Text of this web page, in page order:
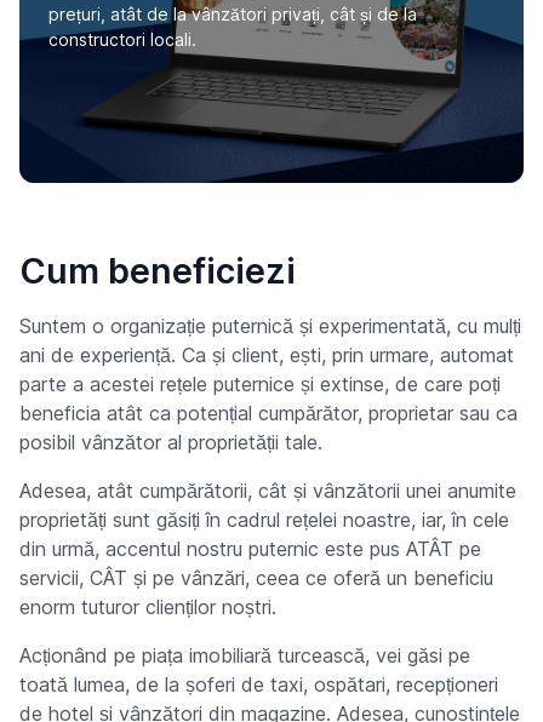
prețuri, atât de la vânzători privați, cât și de la
constructori locali.
Cum beneficiezi
Suntem o organizație puternică și experimentată, cu mulți
ani de experiență. Ca și client, ești, prin urmare, automat
parte a acestei rețele puternice și extinse, de care poți
beneficia atât ca potențial cumpărător, proprietar sau ca
posibil vânzător al proprietății tale.
Adesea, atât cumpărătorii, cât și vânzătorii unei anumite
proprietăți sunt găsiți în cadrul rețelei noastre, iar, în cele
din urmă, accentul nostru puternic este pus ATÂT pe
servicii, CÂT și pe vânzări, ceea ce oferă un beneficiu
enorm tuturor clienților noștri.
Acționând pe piața imobiliară turcească, vei găsi pe
toată lumea, de la șoferi de taxi, ospătari, recepționeri
de hotel și vânzători din magazine. Adesea, cunoștințele